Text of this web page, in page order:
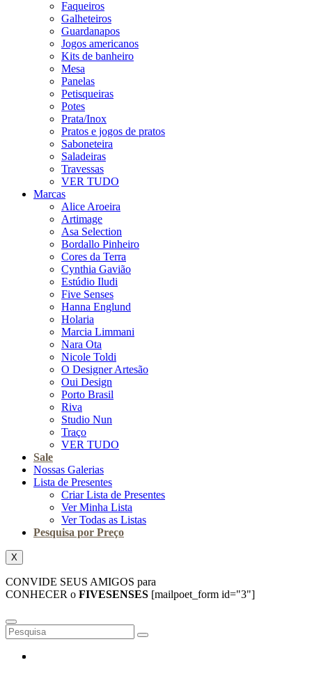
Faqueiros
Galheteiros
Guardanapos
Jogos americanos
Kits de banheiro
Mesa
Panelas
Petisqueiras
Potes
Prata/Inox
Pratos e jogos de pratos
Saboneteira
Saladeiras
Travessas
VER TUDO
Marcas
Alice Aroeira
Artimage
Asa Selection
Bordallo Pinheiro
Cores da Terra
Cynthia Gavião
Estúdio Iludi
Five Senses
Hanna Englund
Holaria
Marcia Limmani
Nara Ota
Nicole Toldi
O Designer Artesão
Oui Design
Porto Brasil
Riva
Studio Nun
Traço
VER TUDO
Sale
Nossas Galerias
Lista de Presentes
Criar Lista de Presentes
Ver Minha Lista
Ver Todas as Listas
Pesquisa por Preço
X
CONVIDE SEUS AMIGOS para
CONHECER o FIVESENSES [mailpoet_form id="3"]